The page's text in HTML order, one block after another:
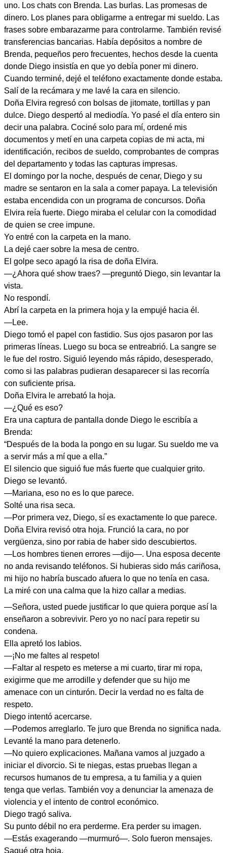
uno. Los chats con Brenda. Las burlas. Las promesas de
dinero. Los planes para obligarme a entregar mi sueldo. Las
frases sobre embarazarme para controlarme. También revisé
transferencias bancarias. Había depósitos a nombre de
Brenda, pequeños pero frecuentes, hechos desde la cuenta
donde Diego insistía en que yo debía poner mi dinero.
Cuando terminé, dejé el teléfono exactamente donde estaba.
Salí de la recámara y me lavé la cara en silencio.
Doña Elvira regresó con bolsas de jitomate, tortillas y pan
dulce. Diego despertó al mediodía. Yo pasé el día entero sin
decir una palabra. Cociné solo para mí, ordené mis
documentos y metí en una carpeta copias de mi acta, mi
identificación, recibos de sueldo, comprobantes de compras
del departamento y todas las capturas impresas.
El domingo por la noche, después de cenar, Diego y su
madre se sentaron en la sala a comer papaya. La televisión
estaba encendida con un programa de concursos. Doña
Elvira reía fuerte. Diego miraba el celular con la comodidad
de quien se cree impune.
Yo entré con la carpeta en la mano.
La dejé caer sobre la mesa de centro.
El golpe seco apagó la risa de doña Elvira.
—¿Ahora qué show traes? —preguntó Diego, sin levantar la
vista.
No respondí.
Abrí la carpeta en la primera hoja y la empujé hacia él.
—Lee.
Diego tomó el papel con fastidio. Sus ojos pasaron por las
primeras líneas. Luego su boca se entreabrió. La sangre se
le fue del rostro. Siguió leyendo más rápido, desesperado,
como si las palabras pudieran desaparecer si las recorría
con suficiente prisa.
Doña Elvira le arrebató la hoja.
—¿Qué es eso?
Era una captura de pantalla donde Diego le escribía a
Brenda:
“Después de la boda la pongo en su lugar. Su sueldo me va
a servir más a mí que a ella.”
El silencio que siguió fue más fuerte que cualquier grito.
Diego se levantó.
—Mariana, eso no es lo que parece.
Solté una risa seca.
—Por primera vez, Diego, sí es exactamente lo que parece.
Doña Elvira revisó otra hoja. Frunció la cara, no por
vergüenza, sino por rabia de haber sido descubiertos.
—Los hombres tienen errores —dijo—. Una esposa decente
no anda revisando teléfonos. Si hubieras sido más cariñosa,
mi hijo no habría buscado afuera lo que no tenía en casa.
La miré con una calma que la hizo callar a medias.
—Señora, usted puede justificar lo que quiera porque así la
enseñaron a sobrevivir. Pero yo no nací para repetir su
condena.
Ella apretó los labios.
—¡No me faltes al respeto!
—Faltar al respeto es meterse a mi cuarto, tirar mi ropa,
exigirme que me arrodille y defender que su hijo me
amenace con un cinturón. Decir la verdad no es falta de
respeto.
Diego intentó acercarse.
—Podemos arreglarlo. Te juro que Brenda no significa nada.
Levanté la mano para detenerlo.
—No quiero explicaciones. Mañana vamos al juzgado a
iniciar el divorcio. Si te niegas, estas pruebas llegan a
recursos humanos de tu empresa, a tu familia y a quien
tenga que verlas. También voy a denunciar la amenaza de
violencia y el intento de control económico.
Diego tragó saliva.
Su punto débil no era perderme. Era perder su imagen.
—Estás exagerando —murmuró—. Solo fueron mensajes.
Saqué otra hoja.